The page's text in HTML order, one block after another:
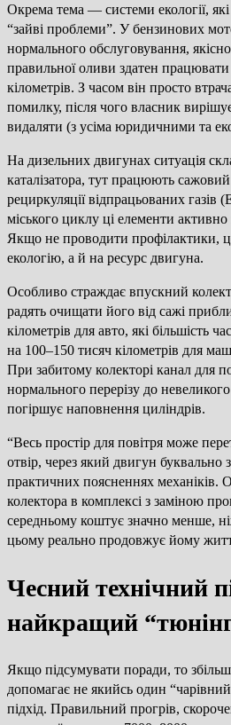
Окрема тема — системи екології,
“зайві проблеми”. У бензинових
нормального обслуговування,
правильної оливи здатен
кілометрів. З часом він просто
помилку, після чого власник
видаляти (з усіма юридичними та
На дизельних двигунах ситуація
каталізатора, тут працюють
рециркуляції відпрацьованих газів
міського циклу ці елементи
Якщо не проводити профілактики,
екологію, а й на ресурс двигуна.
Особливо страждає впускний
радять очищати його від сажі
кілометрів для авто, які більшість
на 100–150 тисяч кілометрів для
При забитому колекторі канал для
нормального перерізу до
погіршує наповнення циліндрів.
“Весь простір для повітря може
отвір, через який двигун буквально
практичних поясненнях механіків.
колектора в комплексі з заміною
середньому коштує значно менше,
цьому реально продовжує йому
Чесний технічний
найкращий
Якщо підсумувати поради, то
допомагає не якийсь один
підхід. Правильний прогрів,